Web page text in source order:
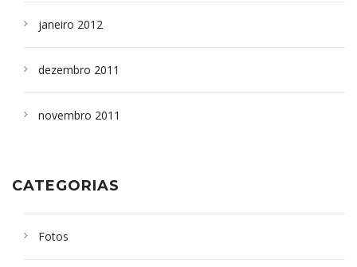
janeiro 2012
dezembro 2011
novembro 2011
CATEGORIAS
Fotos